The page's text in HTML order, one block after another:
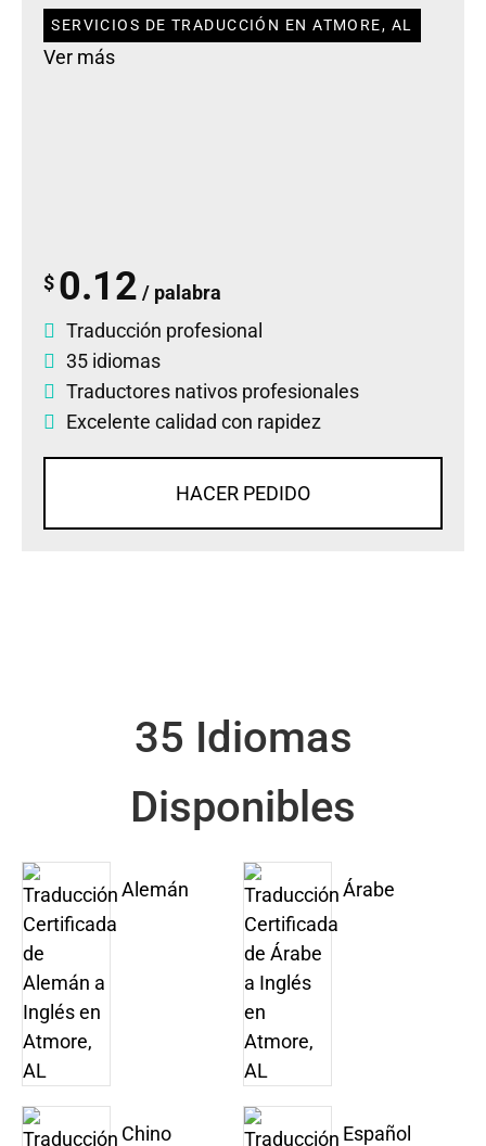
SERVICIOS DE TRADUCCIÓN EN ATMORE, AL
Ver más
$ 0.12 / palabra
Traducción profesional
35 idiomas
Traductores nativos profesionales
Excelente calidad con rapidez
HACER PEDIDO
35 Idiomas
Disponibles
Alemán Árabe
Chino Español